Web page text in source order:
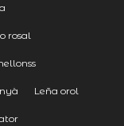
rosal
Leña orol